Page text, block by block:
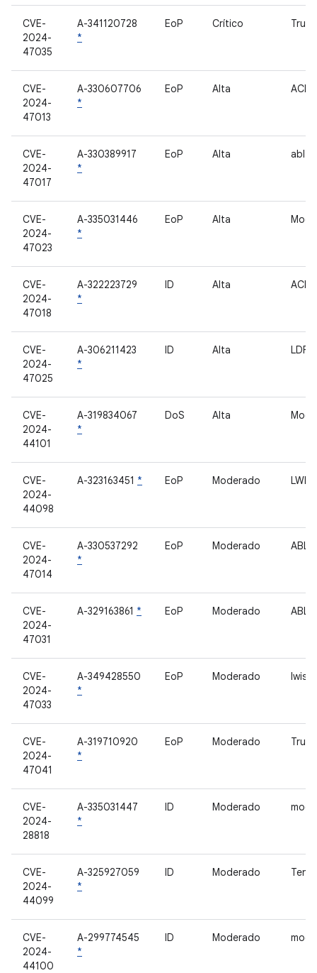
CVE-
2024-
47035
A-341120728
*
EoP Crítico
CVE-
2024-
47013
A-330607706
*
EoP Alta ACPM
CVE-
2024-
47017
A-330389917
*
EoP Alta abl
CVE-
2024-
47023
A-335031446
*
EoP Alta
CVE-
2024-
47018
A-322223729
*
ID Alta ACPM
CVE-
2024-
47025
A-306211423
*
ID Alta LDFW
CVE-
2024-
44101
A-319834067
*
DoS Alta
CVE-
2024-
44098
A-323163451 * EoP Moderado LWIS
CVE-
2024-
47014
A-330537292
*
EoP Moderado ABL
CVE-
2024-
47031
A-329163861 * EoP Moderado ABL
CVE-
2024-
47033
A-349428550
*
EoP Moderado lwis
CVE-
2024-
47041
A-319710920
*
EoP Moderado
CVE-
2024-
28818
A-335031447
*
ID Moderado
CVE-
2024-
44099
A-325927059
*
ID Moderado
CVE-
2024-
44100
A-299774545
*
ID Moderado